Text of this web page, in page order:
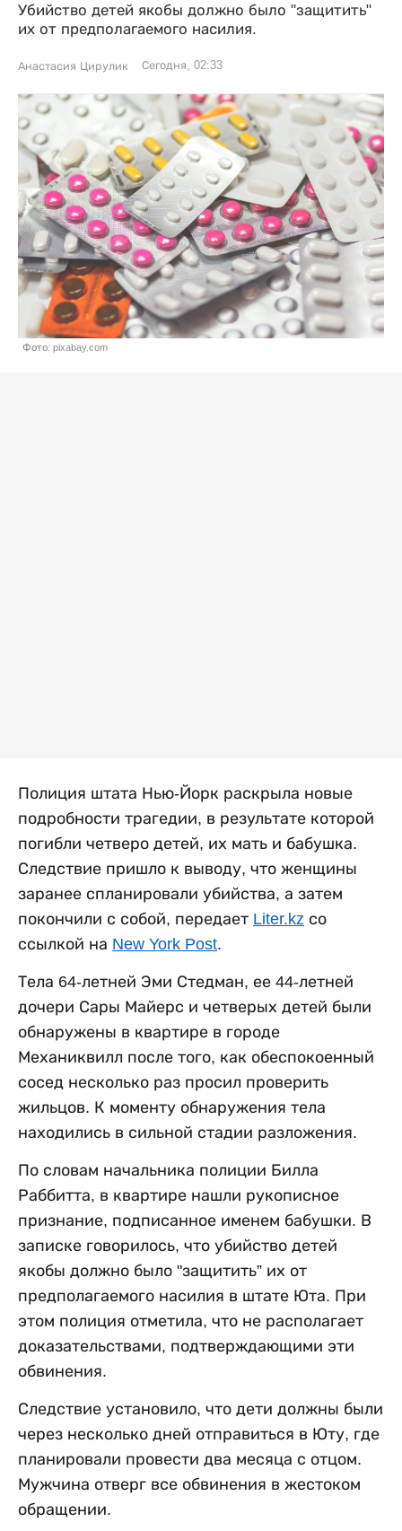
Убийство детей якобы должно было "защитить"
их от предполагаемого насилия.
Анастасия Цирулик Сегодня, 02:33
Фото: pixabay.com
Полиция штата Нью-Йорк раскрыла новые
подробности трагедии, в результате которой
погибли четверо детей, их мать и бабушка.
Следствие пришло к выводу, что женщины
заранее спланировали убийства, а затем
покончили с собой, передает Liter.kz со
ссылкой на New York Post.
Тела 64-летней Эми Стедман, ее 44-летней
дочери Сары Майерс и четверых детей были
обнаружены в квартире в городе
Механиквилл после того, как обеспокоенный
сосед несколько раз просил проверить
жильцов. К моменту обнаружения тела
находились в сильной стадии разложения.
По словам начальника полиции Билла
Раббитта, в квартире нашли рукописное
признание, подписанное именем бабушки. В
записке говорилось, что убийство детей
якобы должно было "защитить” их от
предполагаемого насилия в штате Юта. При
этом полиция отметила, что не располагает
доказательствами, подтверждающими эти
обвинения.
Следствие установило, что дети должны были
через несколько дней отправиться в Юту, где
планировали провести два месяца с отцом.
Мужчина отверг все обвинения в жестоком
обращении.